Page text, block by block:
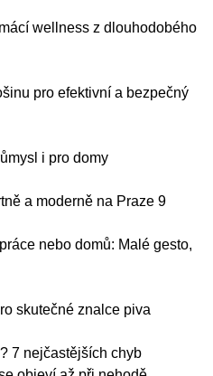
wellness z dlouhodobého
pro efektivní a bezpečný
i pro domy
a moderně na Praze 9
nebo domů: Malé gesto,
skutečné znalce piva
7 nejčastějších chyb